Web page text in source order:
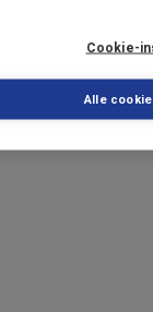
Cookie-
Alle